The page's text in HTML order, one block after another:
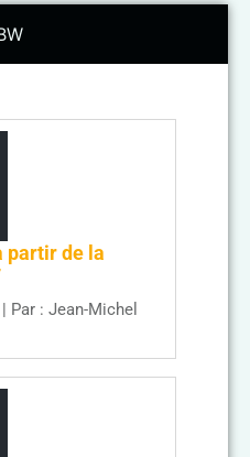
partir de la
Par : Jean-Michel